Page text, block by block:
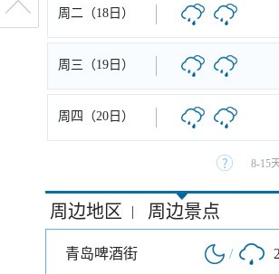
周二（18日）
周三（19日）
周四（20日）
8-15
周边地区 | 周边景点
青岛啤酒街 /